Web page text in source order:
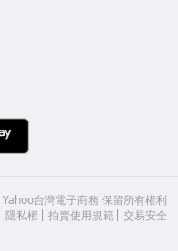
Yahoo台灣電子商務 保留所有權利
隱私權 拍賣使用規範 交易安全